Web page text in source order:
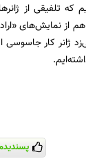
که تلفیقی از
از نمایش‌های
ژانر کار